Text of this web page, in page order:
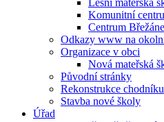
Lesní mateřská
Komunitní
Centrum
Odkazy www na
Organizace v obci
Nová mateřská
Původní stránky
Rekonstrukce
Stavba nové školy
Úřad